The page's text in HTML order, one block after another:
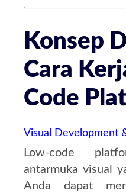
Konsep
Cara
Code
Visual Development
Low-code
antarmuka visual
Anda dapat